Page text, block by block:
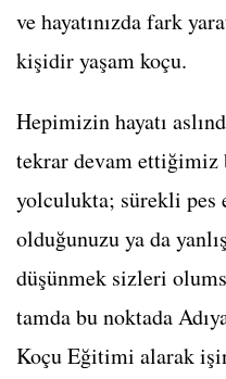
ve hayatınızda fark
kişidir yaşam koçu.
Hepimizin hayatı
tekrar devam
yolculukta; sürekli pes
olduğunuzu ya da
düşünmek sizleri
tamda bu noktada
Koçu Eğitimi alarak